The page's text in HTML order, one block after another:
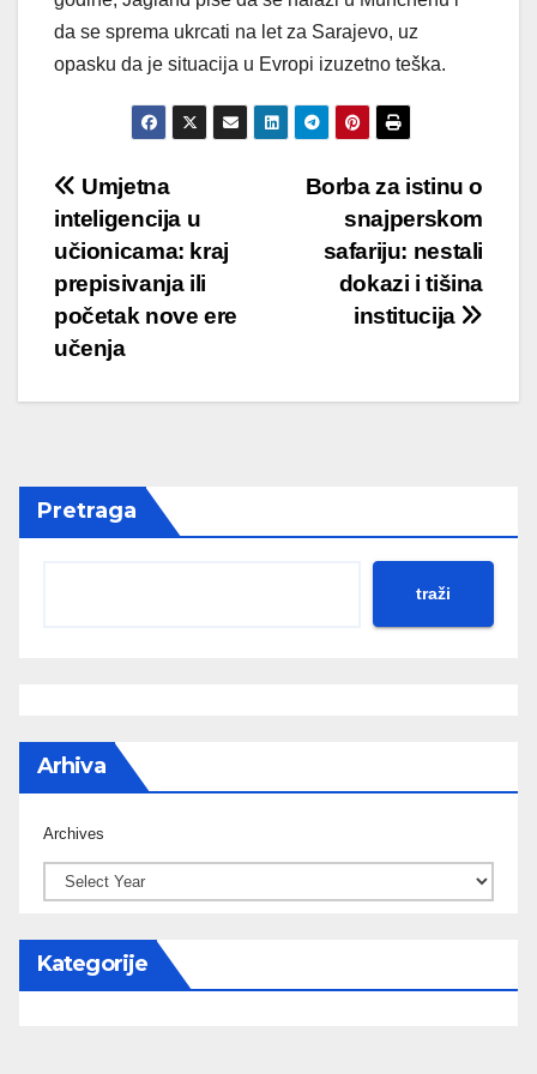
da se sprema ukrcati na let za Sarajevo, uz
opasku da je situacija u Evropi izuzetno teška.
Post
navigation
Borba za istinu o
snajperskom
safariju: nestali
dokazi i tišina
institucija
Umjetna
inteligencija u
učionicama: kraj
prepisivanja ili
početak nove ere
učenja
Pretraga
traži
Arhiva
Archives
Kategorije